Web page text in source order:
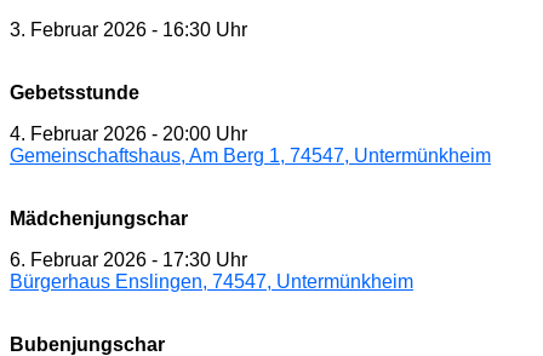
3. Februar 2026 - 16:30 Uhr
Gebetsstunde
4. Februar 2026 - 20:00 Uhr
Gemeinschaftshaus, Am Berg 1, 74547, Untermünkheim
Mädchenjungschar
6. Februar 2026 - 17:30 Uhr
Bürgerhaus Enslingen, 74547, Untermünkheim
Bubenjungschar